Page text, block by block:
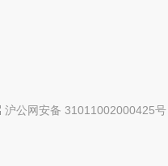
沪公网安备 31011002000425号